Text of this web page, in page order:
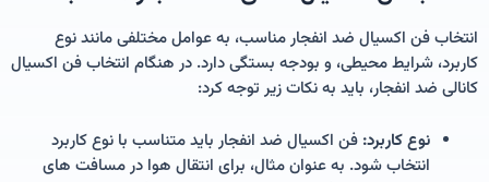
انتخاب فن اکسیال ضد انفجار مناسب، به عوامل مختلفی مانند نوع
کاربرد، شرایط محیطی، و بودجه بستگی دارد. در هنگام انتخاب فن اکسیال
کانالی ضد انفجار، باید به نکات زیر توجه کرد:
نوع کاربرد: فن اکسیال ضد انفجار باید متناسب با نوع کاربرد
انتخاب شود. به عنوان مثال، برای انتقال هوا در مسافت های